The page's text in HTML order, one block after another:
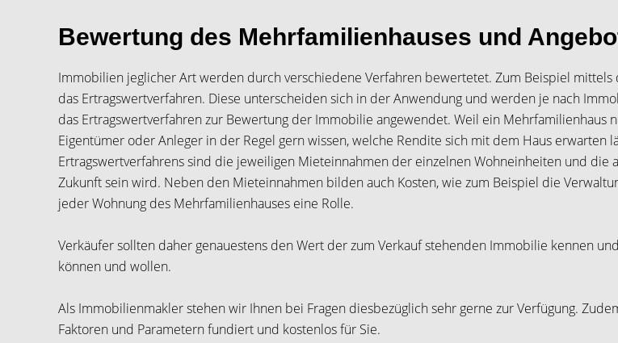
Bewertung des Mehrfamilienhauses und
Immobilien jeglicher Art werden durch verschiedene Verfahren bewertetet. Zum Beispiel
das Ertragswertverfahren. Diese unterscheiden sich in der Anwendung und werden je nach
das Ertragswertverfahren zur Bewertung der Immobilie angewendet. Weil ein
Eigentümer oder Anleger in der Regel gern wissen, welche Rendite sich mit dem Haus
Ertragswertverfahrens sind die jeweiligen Mieteinnahmen der einzelnen Wohneinheiten und
Zukunft sein wird. Neben den Mieteinnahmen bilden auch Kosten, wie zum Beispiel die
jeder Wohnung des Mehrfamilienhauses eine Rolle.
Verkäufer sollten daher genauestens den Wert der zum Verkauf stehenden Immobilie kennen
können und wollen.
Als Immobilienmakler stehen wir Ihnen bei Fragen diesbezüglich sehr gerne zur Verfügung.
Faktoren und Parametern fundiert und kostenlos für Sie.